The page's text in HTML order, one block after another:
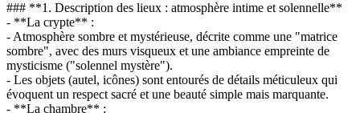
### **1. Description des lieux : atmosphère intime et solennelle**
- **La crypte** :
- Atmosphère sombre et mystérieuse, décrite comme une "matrice
sombre", avec des murs visqueux et une ambiance empreinte de
mysticisme ("solennel mystère").
- Les objets (autel, icônes) sont entourés de détails méticuleux qui
évoquent un respect sacré et une beauté simple mais marquante.
- **La chambre** :